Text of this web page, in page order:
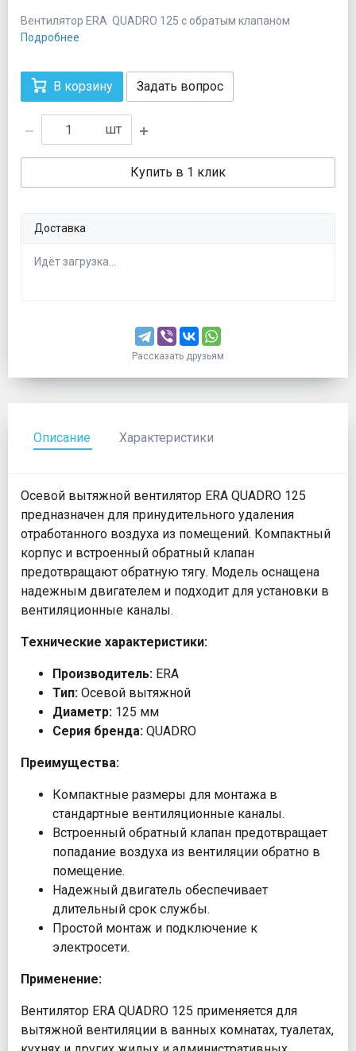
Вентилятор ERA QUADRO 125 с обратым клапаном
Подробнее
В корзину Задать вопрос
шт
Купить в 1 клик
Доставка
Идёт загрузка...
Рассказать друзьям
Описание Характеристики
Осевой вытяжной вентилятор ERA QUADRO 125
предназначен для принудительного удаления
отработанного воздуха из помещений. Компактный
корпус и встроенный обратный клапан
предотвращают обратную тягу. Модель оснащена
надежным двигателем и подходит для установки в
вентиляционные каналы.
Технические характеристики:
Производитель: ERA
Тип: Осевой вытяжной
Диаметр: 125 мм
Серия бренда: QUADRO
Преимущества:
Компактные размеры для монтажа в
стандартные вентиляционные каналы.
Встроенный обратный клапан предотвращает
попадание воздуха из вентиляции обратно в
помещение.
Надежный двигатель обеспечивает
длительный срок службы.
Простой монтаж и подключение к
электросети.
Применение:
Вентилятор ERA QUADRO 125 применяется для
вытяжной вентиляции в ванных комнатах, туалетах,